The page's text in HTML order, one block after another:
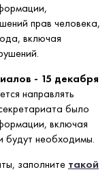
прав человека,
включая
- 15 декабря
направлять
было
включая
будут необходимы.
заполните такой